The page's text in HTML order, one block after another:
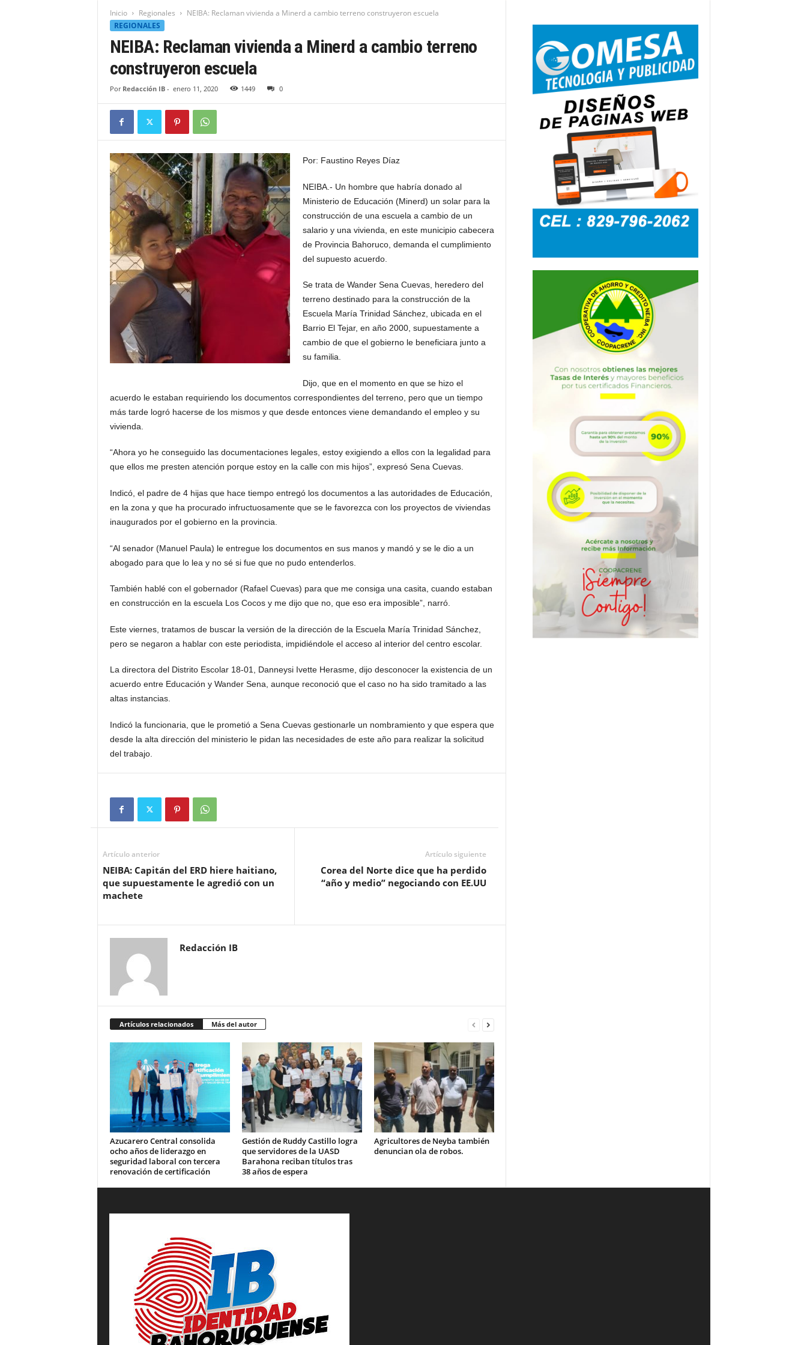
Inicio Regionales
NEIBA: Reclaman vivienda a Minerd a cambio terreno construyeron escuela
REGIONALES
NEIBA: Reclaman vivienda a Minerd a cambio terreno
construyeron escuela
Por Redacción IB- enero 11, 2020 1449 0
Por: Faustino Reyes Díaz
NEIBA.- Un hombre que habría donado al
Ministerio de Educación (Minerd) un solar para la
construcción de una escuela a cambio de un
salario y una vivienda, en este municipio cabecera
de Provincia Bahoruco, demanda el cumplimiento
del supuesto acuerdo.
Se trata de Wander Sena Cuevas, heredero del
terreno destinado para la construcción de la
Escuela María Trinidad Sánchez, ubicada en el
Barrio El Tejar, en año 2000, supuestamente a
cambio de que el gobierno le beneficiara junto a
su familia.
Dijo, que en el momento en que se hizo el
acuerdo le estaban requiriendo los documentos correspondientes del terreno, pero que un tiempo
más tarde logró hacerse de los mismos y que desde entonces viene demandando el empleo y su
vivienda.
“Ahora yo he conseguido las documentaciones legales, estoy exigiendo a ellos con la legalidad para
que ellos me presten atención porque estoy en la calle con mis hijos”, expresó Sena Cuevas.
Indicó, el padre de 4 hijas que hace tiempo entregó los documentos a las autoridades de Educación,
en la zona y que ha procurado infructuosamente que se le favorezca con los proyectos de viviendas
inaugurados por el gobierno en la provincia.
“Al senador (Manuel Paula) le entregue los documentos en sus manos y mandó y se le dio a un
abogado para que lo lea y no sé si fue que no pudo entenderlos.
También hablé con el gobernador (Rafael Cuevas) para que me consiga una casita, cuando estaban
en construcción en la escuela Los Cocos y me dijo que no, que eso era imposible”, narró.
Este viernes, tratamos de buscar la versión de la dirección de la Escuela María Trinidad Sánchez,
pero se negaron a hablar con este periodista, impidiéndole el acceso al interior del centro escolar.
La directora del Distrito Escolar 18-01, Danneysi Ivette Herasme, dijo desconocer la existencia de un
acuerdo entre Educación y Wander Sena, aunque reconoció que el caso no ha sido tramitado a las
altas instancias.
Indicó la funcionaria, que le prometió a Sena Cuevas gestionarle un nombramiento y que espera que
desde la alta dirección del ministerio le pidan las necesidades de este año para realizar la solicitud
del trabajo.
Artículo anterior
NEIBA: Capitán del ERD hiere haitiano,
que supuestamente le agredió con un
machete
Artículo siguiente
Corea del Norte dice que ha perdido
“año y medio” negociando con EE.UU
Redacción IB
Artículos relacionados Más del autor
Azucarero Central consolida
ocho años de liderazgo en
seguridad laboral con tercera
renovación de certificación
Gestión de Ruddy Castillo logra
que servidores de la UASD
Barahona reciban títulos tras
38 años de espera
Agricultores de Neyba también
denuncian ola de robos.